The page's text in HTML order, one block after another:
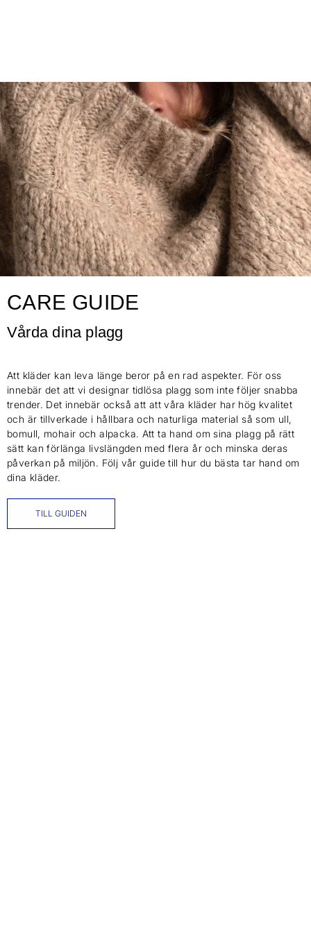
CARE GUIDE
Vårda dina plagg
Att kläder kan leva länge beror på en rad aspekter. För oss
innebär det att vi designar tidlösa plagg som inte följer snabba
trender. Det innebär också att att våra kläder har hög kvalitet
och är tillverkade i hållbara och naturliga material så som ull,
bomull, mohair och alpacka. Att ta hand om sina plagg på rätt
sätt kan förlänga livslängden med flera år och minska deras
påverkan på miljön. Följ vår guide till hur du bästa tar hand om
dina kläder.
TILL GUIDEN